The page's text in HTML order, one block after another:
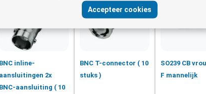
Accepteer cookies
BNC inline-
aansluitingen 2x
BNC-aansluiting ( 10
BNC T-connector ( 10
stuks )
SO239 CB
F mannelijk